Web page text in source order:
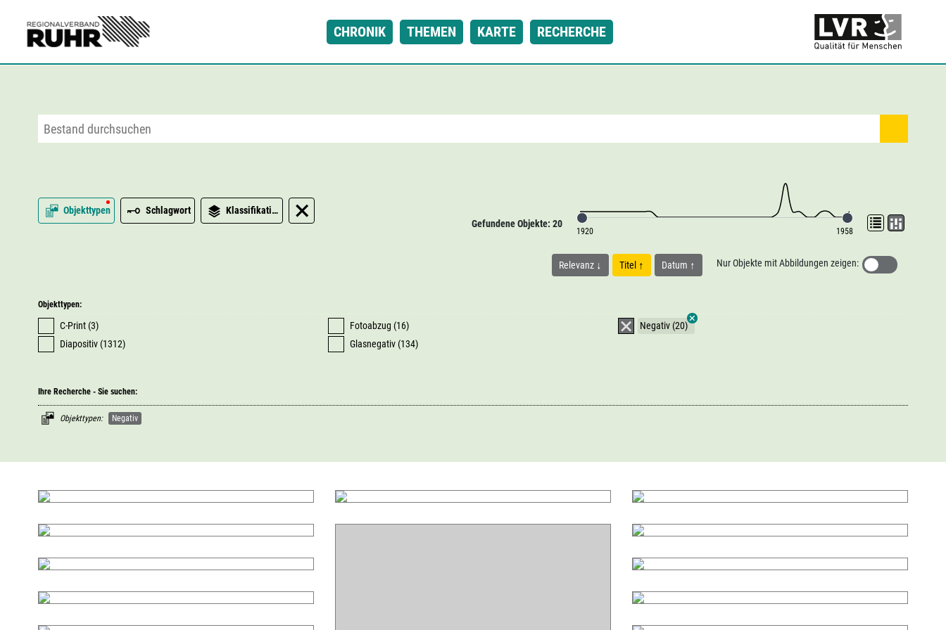
CHRONIK THEMEN KARTE RECHERCHE
Objekttypen Schlagwort
Klassifikation
Gefundene Objekte: 20
1920 1958
Relevanz Titel Datum Nur Objekte mit Abbildungen zeigen:
Objekttypen:
C-Print (3)
Diapositiv (1312)
Fotoabzug (16)
Glasnegativ (134)
Negativ (20)
Ihre Recherche - Sie suchen:
Objekttypen: Negativ